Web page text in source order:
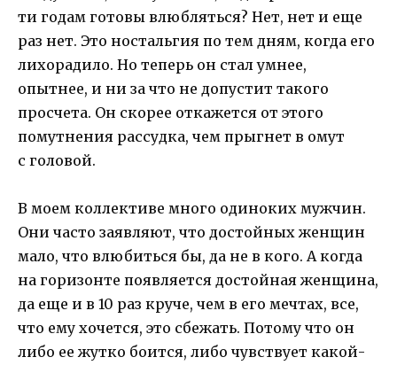
ти годам готовы влюбляться? Нет, нет и еще
раз нет. Это ностальгия по тем дням, когда его
лихорадило. Но теперь он стал умнее,
опытнее, и ни за что не допустит такого
просчета. Он скорее откажется от этого
помутнения рассудка, чем прыгнет в омут
с головой.
В моем коллективе много одиноких мужчин.
Они часто заявляют, что достойных женщин
мало, что влюбиться бы, да не в кого. А когда
на горизонте появляется достойная женщина,
да еще и в 10 раз круче, чем в его мечтах, все,
что ему хочется, это сбежать. Потому что он
либо ее жутко боится, либо чувствует какой-